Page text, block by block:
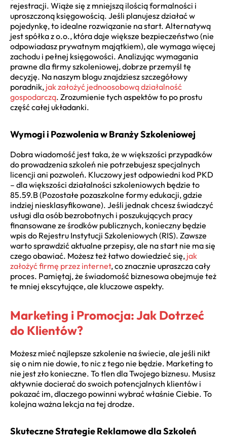
rejestracji. Wiąże się z mniejszą ilością formalności i
uproszczoną księgowością. Jeśli planujesz działać w
pojedynkę, to idealne rozwiązanie na start. Alternatywą
jest spółka z o.o., która daje większe bezpieczeństwo (nie
odpowiadasz prywatnym majątkiem), ale wymaga więcej
zachodu i pełnej księgowości. Analizując wymagania
prawne dla firmy szkoleniowej, dobrze przemyśl tę
decyzję. Na naszym blogu znajdziesz szczegółowy
poradnik, jak założyć jednoosobową działalność
gospodarczą. Zrozumienie tych aspektów to po prostu
część całej układanki.
Wymogi i Pozwolenia w Branży Szkoleniowej
Dobra wiadomość jest taka, że w większości przypadków
do prowadzenia szkoleń nie potrzebujesz specjalnych
licencji ani pozwoleń. Kluczowy jest odpowiedni kod PKD
– dla większości działalności szkoleniowych będzie to
85.59.B (Pozostałe pozaszkolne formy edukacji, gdzie
indziej niesklasyfikowane). Jeśli jednak chcesz świadczyć
usługi dla osób bezrobotnych i poszukujących pracy
finansowane ze środków publicznych, konieczny będzie
wpis do Rejestru Instytucji Szkoleniowych (RIS). Zawsze
warto sprawdzić aktualne przepisy, ale na start nie ma się
czego obawiać. Możesz też łatwo dowiedzieć się, jak
założyć firmę przez internet, co znacznie upraszcza cały
proces. Pamiętaj, że świadomość biznesowa obejmuje też
te mniej ekscytujące, ale kluczowe aspekty.
Marketing i Promocja: Jak Dotrzeć
do Klientów?
Możesz mieć najlepsze szkolenie na świecie, ale jeśli nikt
się o nim nie dowie, to nic z tego nie będzie. Marketing to
nie jest zło konieczne. To tlen dla Twojego biznesu. Musisz
aktywnie docierać do swoich potencjalnych klientów i
pokazać im, dlaczego powinni wybrać właśnie Ciebie. To
kolejna ważna lekcja na tej drodze.
Skuteczne Strategie Reklamowe dla Szkoleń